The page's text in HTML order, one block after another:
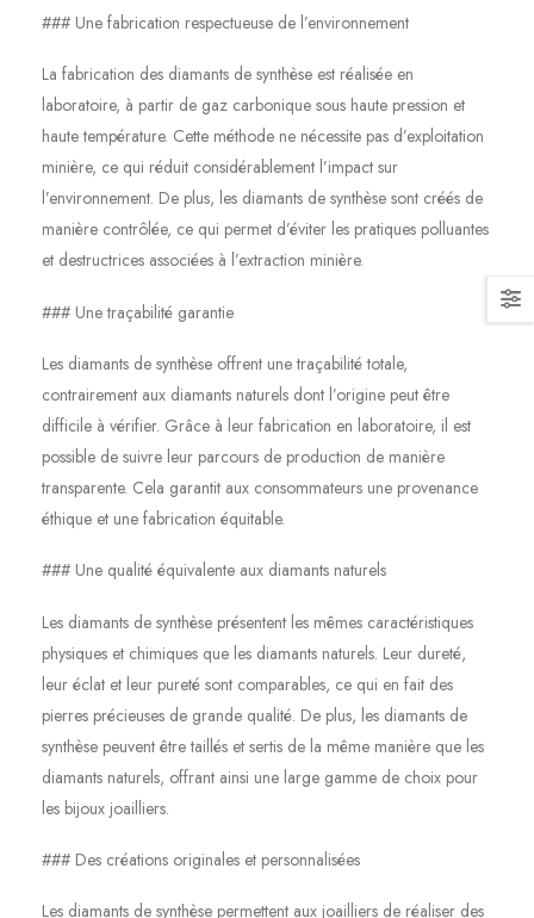
### Une fabrication respectueuse de l’environnement
La fabrication des diamants de synthèse est réalisée en
laboratoire, à partir de gaz carbonique sous haute pression et
haute température. Cette méthode ne nécessite pas d’exploitation
minière, ce qui réduit considérablement l’impact sur
l’environnement. De plus, les diamants de synthèse sont créés de
manière contrôlée, ce qui permet d’éviter les pratiques polluantes
et destructrices associées à l’extraction minière.
### Une traçabilité garantie
Les diamants de synthèse offrent une traçabilité totale,
contrairement aux diamants naturels dont l’origine peut être
difficile à vérifier. Grâce à leur fabrication en laboratoire, il est
possible de suivre leur parcours de production de manière
transparente. Cela garantit aux consommateurs une provenance
éthique et une fabrication équitable.
### Une qualité équivalente aux diamants naturels
Les diamants de synthèse présentent les mêmes caractéristiques
physiques et chimiques que les diamants naturels. Leur dureté,
leur éclat et leur pureté sont comparables, ce qui en fait des
pierres précieuses de grande qualité. De plus, les diamants de
synthèse peuvent être taillés et sertis de la même manière que les
diamants naturels, offrant ainsi une large gamme de choix pour
les bijoux joailliers.
### Des créations originales et personnalisées
Les diamants de synthèse permettent aux joailliers de réaliser des